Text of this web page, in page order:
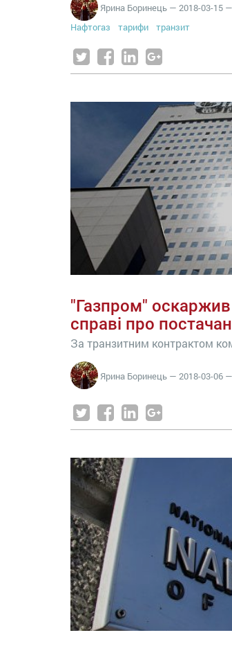
Ярина Боринець — 2018-03-15
Нафтогаз
тарифи транзит
"Газпром"
справі про
За транзитним контрактом
Ярина Боринець — 2018-03-06